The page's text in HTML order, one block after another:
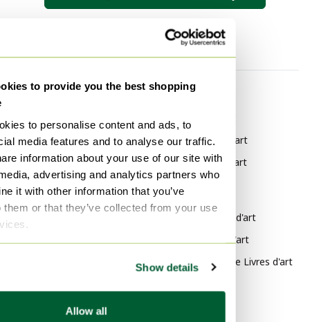
to provide you the best shopping
to personalise content and ads, to
media features and to analyse our traffic.
information about your use of our site with
advertising and analytics partners who
it with other information that you’ve
them or that they’ve collected from your use
Show details
Allow all
Catégorie
Abstrait Vases
Abstrait Décoration
Abstrait Décorations murales
Abstrait Objets déco
Marque
Vitra Livres d'art
Bialetti Livres d'art
Ahrend Livres d'art
Style
Moderne Livres d'art
Vintage Livres d'art
Impressionnisme Livres d'art
Matériau
Papier Livres d'art